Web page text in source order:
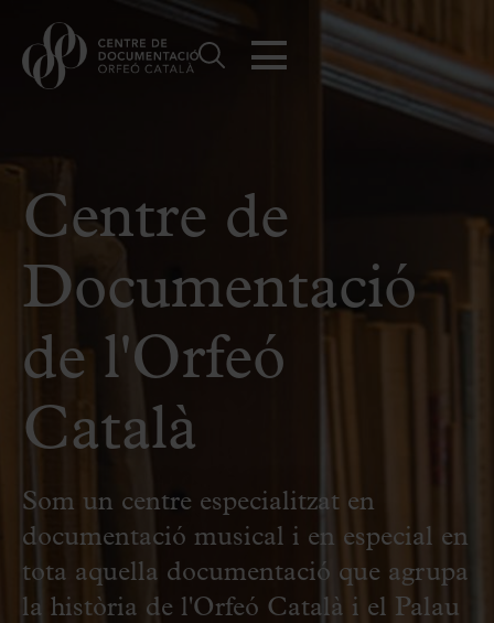
Centre de
Documentació
de l'Orfeó
Català
Som un centre especialitzat en
documentació musical i en especial en
tota aquella documentació que agrupa
la història de l'Orfeó Català i el Palau